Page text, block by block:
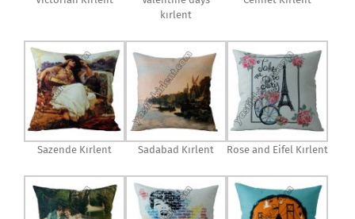
kırlent
Sazende Kırlent Sadabad Kırlent Rose and Eifel Kırlent